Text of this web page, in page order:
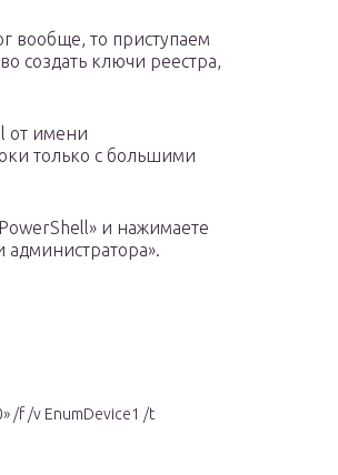
вообще, то приступаем
создать ключи реестра,
от имени
только с большими
и нажимаете
/f /v EnumDevice1 /t